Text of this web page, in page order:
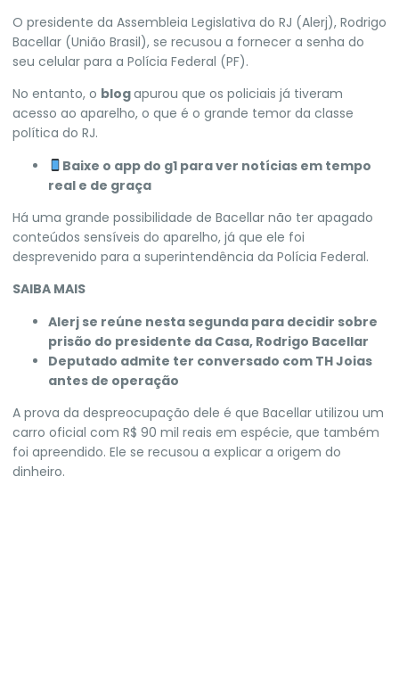
O presidente da Assembleia Legislativa do RJ (Alerj), Rodrigo
Bacellar (União Brasil), se recusou a fornecer a senha do
seu celular para a Polícia Federal (PF).
No entanto, o blogapurou que os policiais já tiveram
acesso ao aparelho, o que é o grande temor da classe
política do RJ.
Baixe o app do g1 para ver notícias em tempo
real e de graça
Há uma grande possibilidade de Bacellar não ter apagado
conteúdos sensíveis do aparelho, já que ele foi
desprevenido para a superintendência da Polícia Federal.
SAIBA MAIS
Alerj se reúne nesta segunda para decidir sobre
prisão do presidente da Casa, Rodrigo Bacellar
Deputado admite ter conversado com TH Joias
antes de operação
A prova da despreocupação dele é que Bacellar utilizou um
carro oficial com R$ 90 mil reais em espécie, que também
foi apreendido. Ele se recusou a explicar a origem do
dinheiro.